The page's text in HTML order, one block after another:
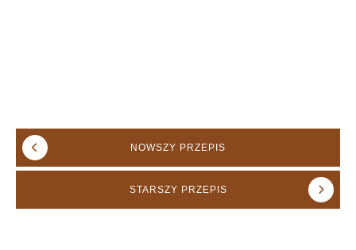
NOWSZY PRZEPIS
STARSZY PRZEPIS